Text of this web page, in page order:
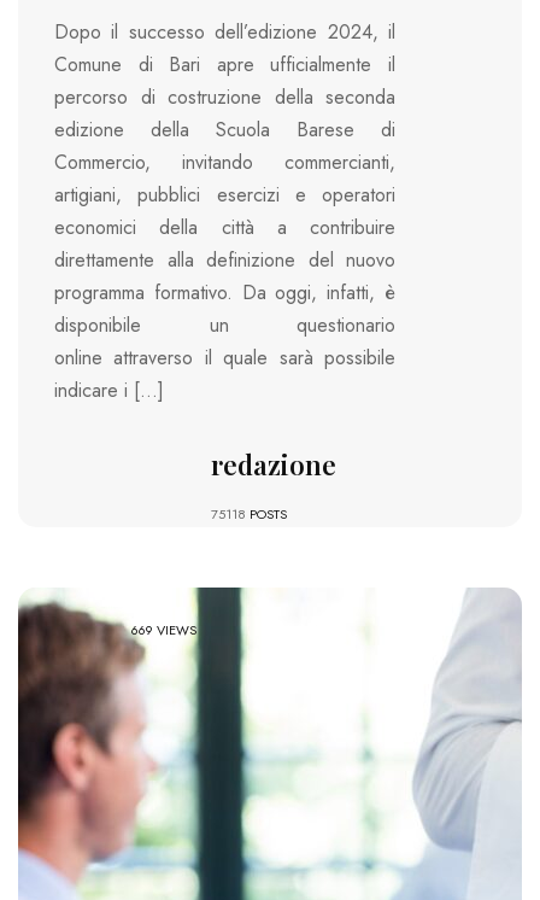
Dopo il successo dell’edizione 2024, il
Comune di Bari apre ufficialmente il
percorso di costruzione della seconda
edizione della Scuola Barese di
Commercio, invitando commercianti,
artigiani, pubblici esercizi e operatori
economici della città a contribuire
direttamente alla definizione del nuovo
programma formativo. Da oggi, infatti, è
disponibile un questionario
online attraverso il quale sarà possibile
indicare i […]
redazione
75118 POSTS
669 VIEWS